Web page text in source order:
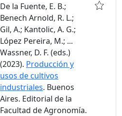
De la Fuente, E. B.;
Benech Arnold, R. L.;
Gil, A.; Kantolic, A. G.;
López Pereira, M.; ...
Wassner, D. F. (eds.)
(2023). Producción y
usos de cultivos
industriales. Buenos
Aires. Editorial de la
Facultad de Agronomía.